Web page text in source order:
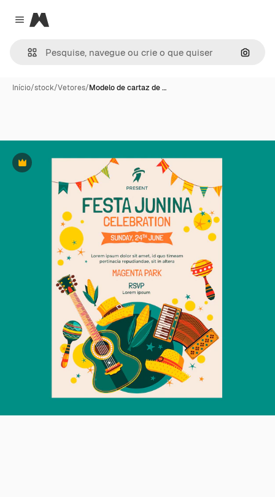
Close menu
Magnific
Início/stock/Vetores/Modelo de cartaz de …
Premium